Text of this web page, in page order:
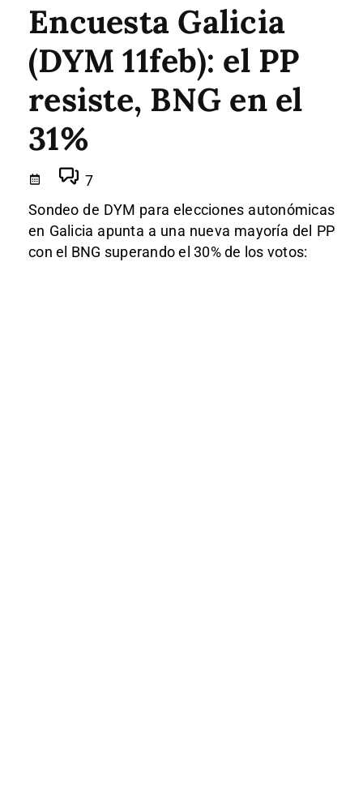
Encuesta Galicia
(DYM 11feb): el PP
resiste, BNG en el
31%
7
Sondeo de DYM para elecciones autonómicas
en Galicia apunta a una nueva mayoría del PP
con el BNG superando el 30% de los votos: